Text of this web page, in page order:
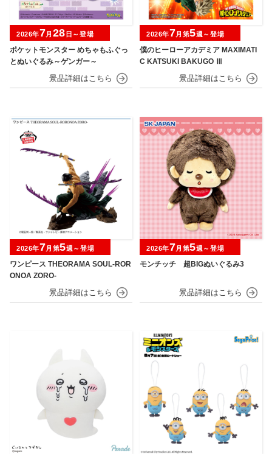
ポケットモンスター めちゃもふぐっ
とぬいぐるみ～ゲンガー～
2026年7月 28 日～登場
僕のヒーローアカデミア MAXIMATI
C KATSUKI BAKUGO Ⅲ
2026年7月第5週～登場
ワンピース THEORAMA SOUL-ROR
ONOA ZORO-
2026年7月第5週～登場
モンチッチ 超BIGぬいぐるみ3
2026年7月第5週～登場